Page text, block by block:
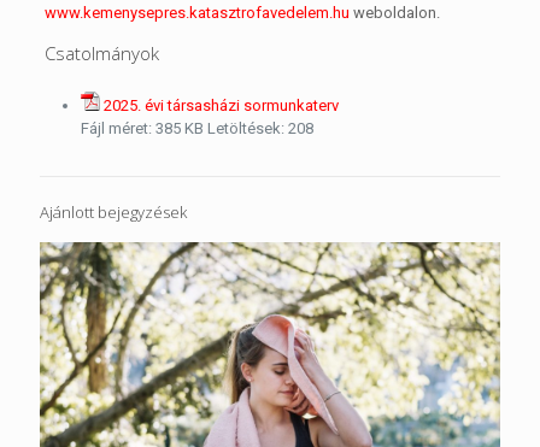
www.kemenysepres.katasztrofavedelem.hu weboldalon.
Csatolmányok
2025. évi társasházi sormunkaterv
Fájl méret: 385 KB Letöltések: 208
Ajánlott bejegyzések